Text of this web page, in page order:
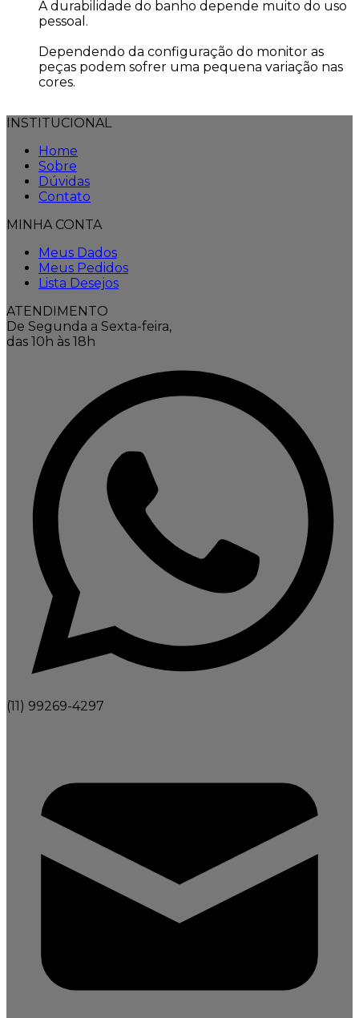
A durabilidade do banho depende muito do uso
pessoal.
Dependendo da configuração do monitor as
peças podem sofrer uma pequena variação nas
cores.
INSTITUCIONAL
Home
Sobre
Dúvidas
Contato
MINHA CONTA
Meus Dados
Meus Pedidos
Lista Desejos
ATENDIMENTO
De Segunda a Sexta-feira,
das 10h às 18h
(11) 99269-4297